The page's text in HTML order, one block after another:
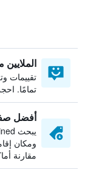
الملايين
تقييمات
تمامًا.
أفضل
ومكان
مقارنة